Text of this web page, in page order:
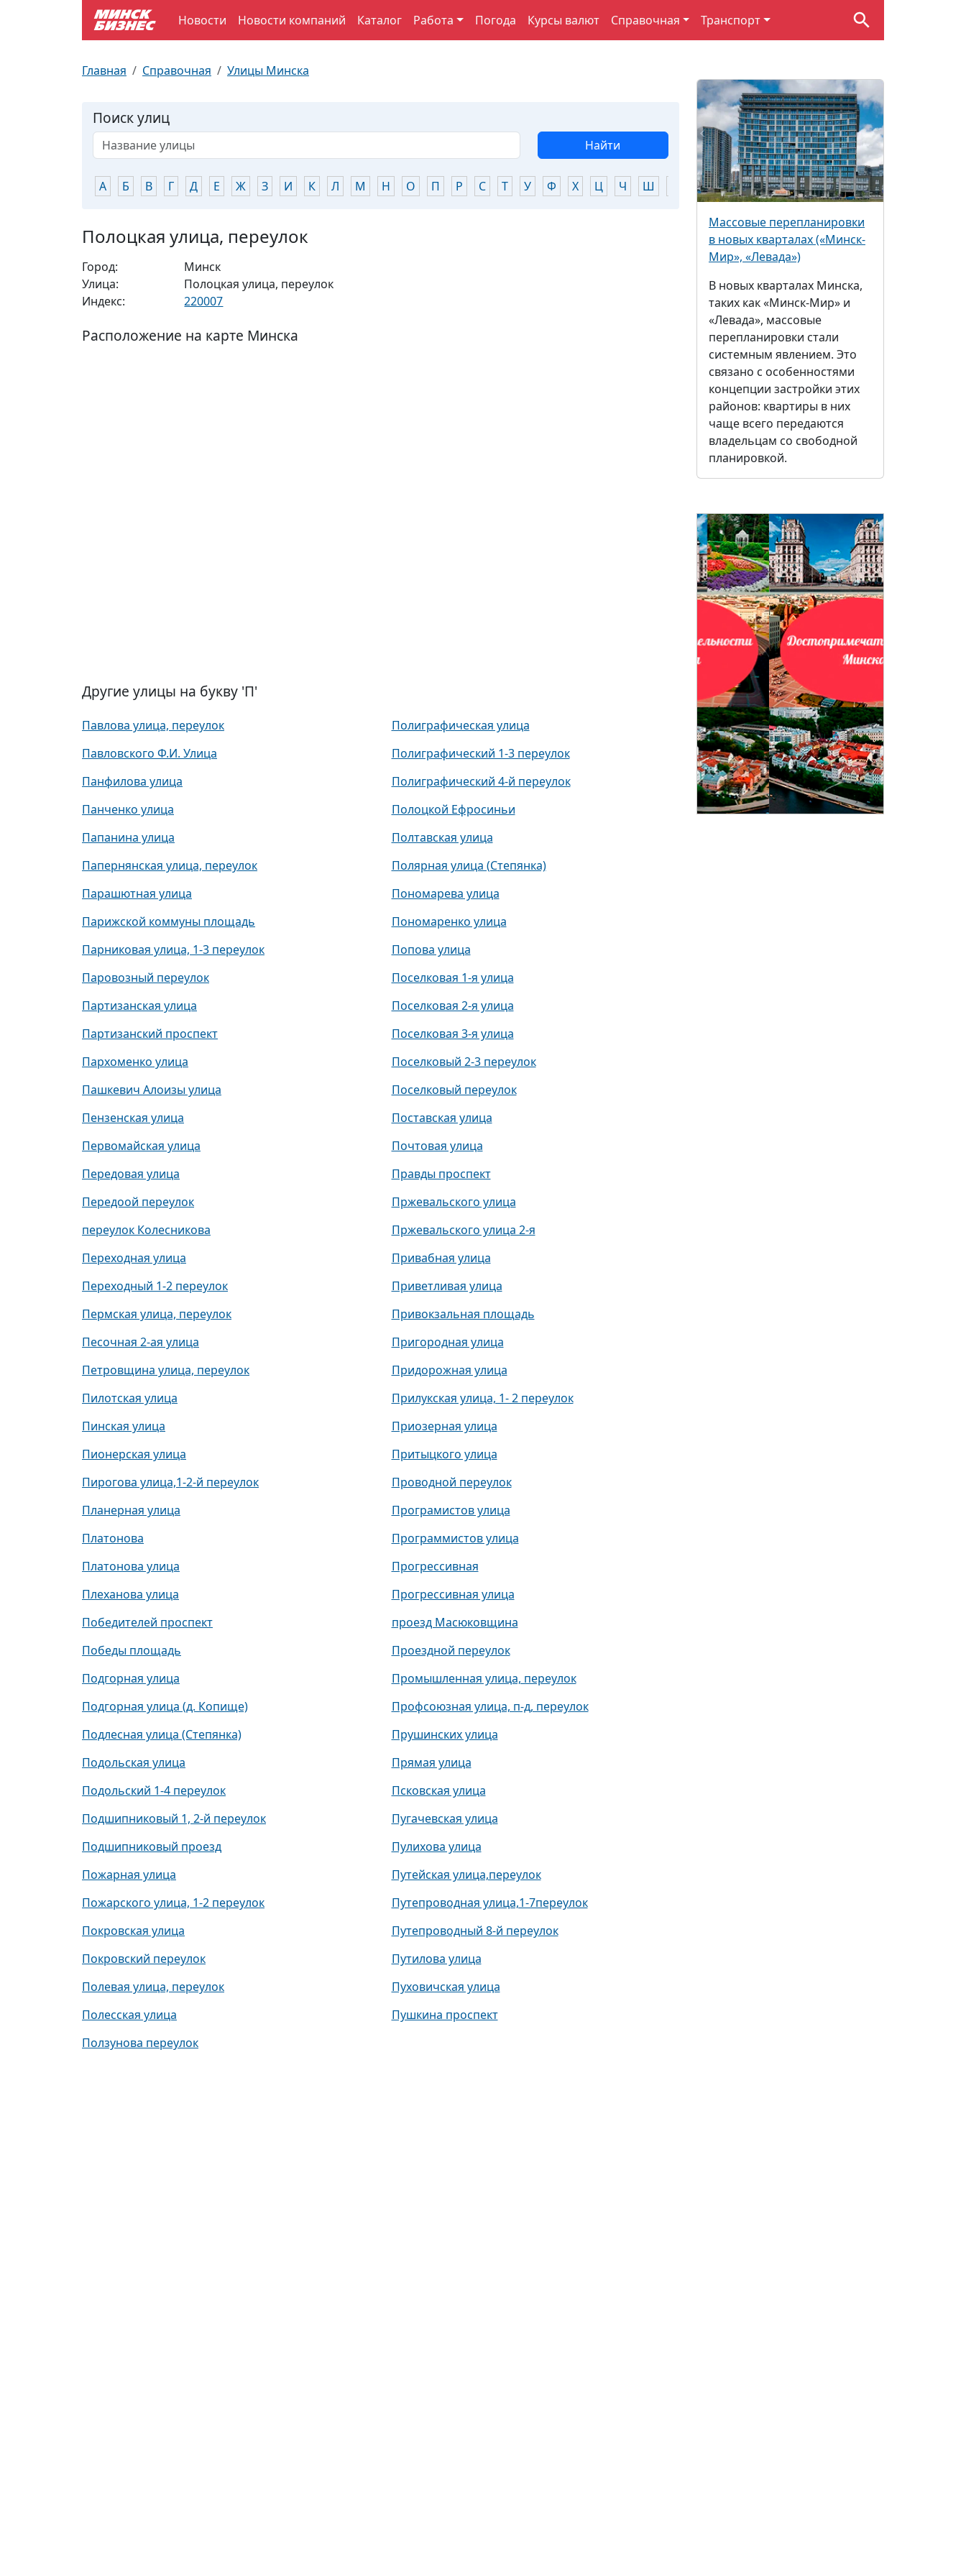
Новости Новости компаний Каталог Работа Погода Курсы валют Справочная Транспорт
Главная Справочная Улицы Минска
Поиск улиц
Найти
А Б В Г Д Е Ж З И К Л М Н О П Р С Т У Ф Х Ц Ч Ш Ю Я
Полоцкая улица, переулок
Город:
Минск
Улица:
Полоцкая улица, переулок
Индекс:
220007
Расположение на карте Минска
Другие улицы на букву 'П'
Павлова улица, переулок
Павловского Ф.И. Улица
Панфилова улица
Панченко улица
Папанина улица
Папернянская улица, переулок
Парашютная улица
Парижской коммуны площадь
Парниковая улица, 1-3 переулок
Паровозный переулок
Партизанская улица
Партизанский проспект
Пархоменко улица
Пашкевич Алоизы улица
Пензенская улица
Первомайская улица
Передовая улица
Передоой переулок
переулок Колесникова
Переходная улица
Переходный 1-2 переулок
Пермская улица, переулок
Песочная 2-ая улица
Петровщина улица, переулок
Пилотская улица
Пинская улица
Пионерская улица
Пирогова улица,1-2-й переулок
Планерная улица
Платонова
Платонова улица
Плеханова улица
Победителей проспект
Победы площадь
Подгорная улица
Подгорная улица (д. Копище)
Подлесная улица (Степянка)
Подольская улица
Подольский 1-4 переулок
Подшипниковый 1, 2-й переулок
Подшипниковый проезд
Пожарная улица
Пожарского улица, 1-2 переулок
Покровская улица
Покровский переулок
Полевая улица, переулок
Полесская улица
Ползунова переулок
Полиграфическая улица
Полиграфический 1-3 переулок
Полиграфический 4-й переулок
Полоцкой Ефросиньи
Полтавская улица
Полярная улица (Степянка)
Пономарева улица
Пономаренко улица
Попова улица
Поселковая 1-я улица
Поселковая 2-я улица
Поселковая 3-я улица
Поселковый 2-3 переулок
Поселковый переулок
Поставская улица
Почтовая улица
Правды проспект
Пржевальского улица
Пржевальского улица 2-я
Привабная улица
Приветливая улица
Привокзальная площадь
Пригородная улица
Придорожная улица
Прилукская улица, 1- 2 переулок
Приозерная улица
Притыцкого улица
Проводной переулок
Програмистов улица
Программистов улица
Прогрессивная
Прогрессивная улица
проезд Масюковщина
Проездной переулок
Промышленная улица, переулок
Профсоюзная улица, п-д, переулок
Прушинских улица
Прямая улица
Псковская улица
Пугачевская улица
Пулихова улица
Путейская улица,переулок
Путепроводная улица,1-7переулок
Путепроводный 8-й переулок
Путилова улица
Пуховичская улица
Пушкина проспект
Массовые перепланировки
в новых кварталах («Минск-
Мир», «Левада»)
В новых кварталах Минска,
таких как «Минск-Мир» и
«Левада», массовые
перепланировки стали
системным явлением. Это
связано с особенностями
концепции застройки этих
районов: квартиры в них
чаще всего передаются
владельцам со свободной
планировкой.
Почтовые индексы
Документы для ЗАГСа